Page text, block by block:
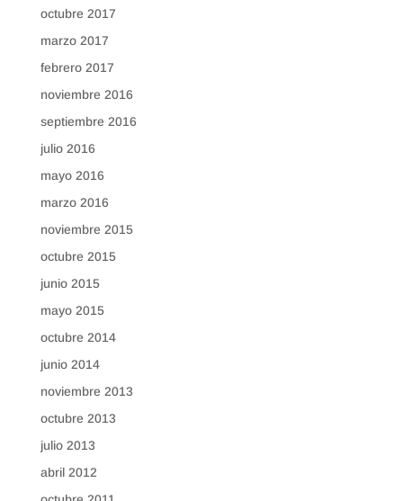
octubre 2017
marzo 2017
febrero 2017
noviembre 2016
septiembre 2016
julio 2016
mayo 2016
marzo 2016
noviembre 2015
octubre 2015
junio 2015
mayo 2015
octubre 2014
junio 2014
noviembre 2013
octubre 2013
julio 2013
abril 2012